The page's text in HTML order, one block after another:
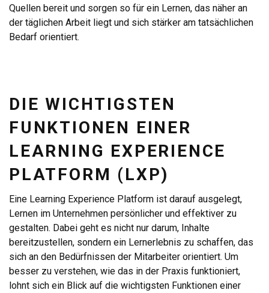
Quellen bereit und sorgen so für ein Lernen, das näher an
der täglichen Arbeit liegt und sich stärker am tatsächlichen
Bedarf orientiert.
DIE WICHTIGSTEN
FUNKTIONEN EINER
LEARNING EXPERIENCE
PLATFORM (LXP)
Eine Learning Experience Platform ist darauf ausgelegt,
Lernen im Unternehmen persönlicher und effektiver zu
gestalten. Dabei geht es nicht nur darum, Inhalte
bereitzustellen, sondern ein Lernerlebnis zu schaffen, das
sich an den Bedürfnissen der Mitarbeiter orientiert. Um
besser zu verstehen, wie das in der Praxis funktioniert,
lohnt sich ein Blick auf die wichtigsten Funktionen einer